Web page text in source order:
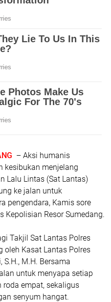
– Aksi humanis
kesibukan menjelang
Lalu Lintas (Sat Lantas)
ke jalan untuk
pengendara, Kamis sore
Kepolisian Resor Sumedang.
Takjil Sat Lantas Polres
oleh Kasat Lantas Polres
S.H., M.H. Bersama
untuk menyapa setiap
roda empat, sekaligus
senyum hangat.